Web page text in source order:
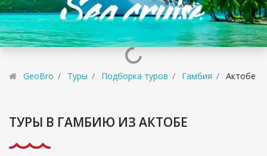
GeoBro Туры Подборка туров Гамбия Актобе
ТУРЫ В ГАМБИЮ ИЗ АКТОБЕ